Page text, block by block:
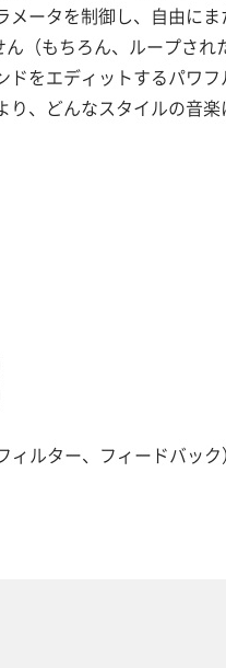
ータを制御し、自由に
（もちろん、ループさ
をエディットするパワ
、どんなスタイルの音楽
ルター、フィードバック）